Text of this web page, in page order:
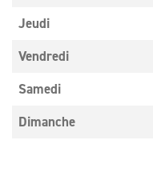
Jeudi
Vendredi
Samedi
Dimanche